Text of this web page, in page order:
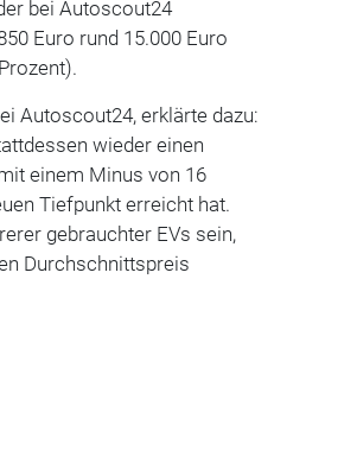
bei Autoscout24
Euro rund 15.000 Euro
Autoscout24, erklärte dazu:
wieder einen
einem Minus von 16
Tiefpunkt erreicht hat.
gebrauchter EVs sein,
Durchschnittspreis